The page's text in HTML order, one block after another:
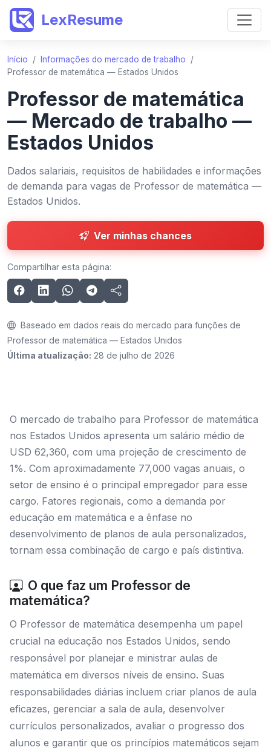
LexResume
Início / Informações do mercado de trabalho
/
Professor de matemática — Estados Unidos
Professor de matemática
— Mercado de trabalho —
Estados Unidos
Dados salariais, requisitos de habilidades e informações
de demanda para vagas de Professor de matemática —
Estados Unidos.
Ver minhas chances
Compartilhar esta página:
Baseado em dados reais do mercado para funções de
Professor de matemática — Estados Unidos
Última atualização: 28 de julho de 2026
O mercado de trabalho para Professor de matemática
nos Estados Unidos apresenta um salário médio de
USD 62,360, com uma projeção de crescimento de
1%. Com aproximadamente 77,000 vagas anuais, o
setor de ensino é o principal empregador para esse
cargo. Fatores regionais, como a demanda por
educação em matemática e a ênfase no
desenvolvimento de planos de aula personalizados,
tornam essa combinação de cargo e país distintiva.
O que faz um Professor de
matemática?
O Professor de matemática desempenha um papel
crucial na educação nos Estados Unidos, sendo
responsável por planejar e ministrar aulas de
matemática em diversos níveis de ensino. Suas
responsabilidades diárias incluem criar planos de aula
eficazes, gerenciar a sala de aula, desenvolver
currículos personalizados, avaliar o progresso dos
alunos e garantir que os princípios matemáticos sejam